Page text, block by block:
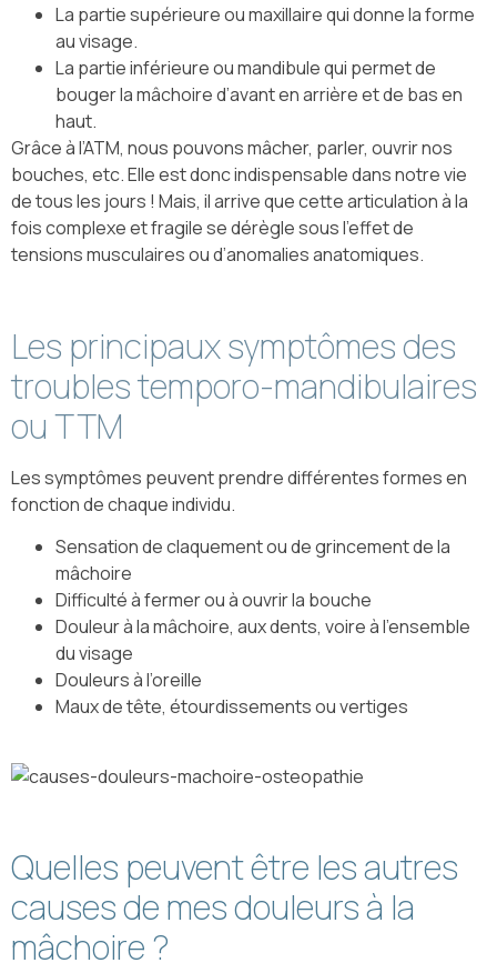
La partie supérieure ou maxillaire qui donne la forme
au visage.
La partie inférieure ou mandibule qui permet de
bouger la mâchoire d’avant en arrière et de bas en
haut.
Grâce à l’ATM, nous pouvons mâcher, parler, ouvrir nos
bouches, etc. Elle est donc indispensable dans notre vie
de tous les jours ! Mais, il arrive que cette articulation à la
fois complexe et fragile se dérègle sous l’effet de
tensions musculaires ou d’anomalies anatomiques.
Les principaux symptômes des
troubles temporo-mandibulaires
ou TTM
Les symptômes peuvent prendre différentes formes en
fonction de chaque individu.
Sensation de claquement ou de grincement de la
mâchoire
Difficulté à fermer ou à ouvrir la bouche
Douleur à la mâchoire, aux dents, voire à l’ensemble
du visage
Douleurs à l’oreille
Maux de tête, étourdissements ou vertiges
Quelles peuvent être les autres
causes de mes douleurs à la
mâchoire ?